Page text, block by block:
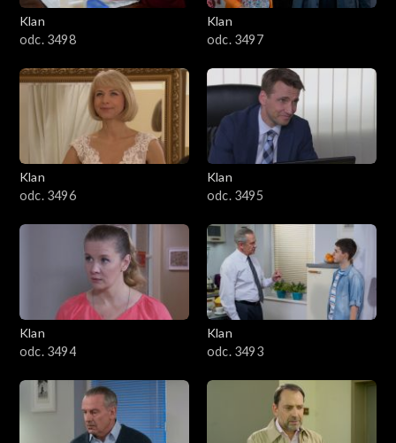
4101–4200
3901–4000
3801–3900
3701–3800
3601–3700
3501–3600
3401–3500
3201–3300
Klan
odc. 3498
Klan
odc. 3497
Klan
odc. 3496
Klan
odc. 3495
Klan
odc. 3494
Klan
odc. 3493